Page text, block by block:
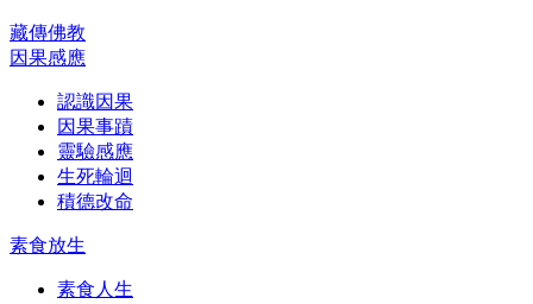
藏傳佛教
因果感應
認識因果
因果事蹟
靈驗感應
生死輪迴
積德改命
素食放生
素食人生